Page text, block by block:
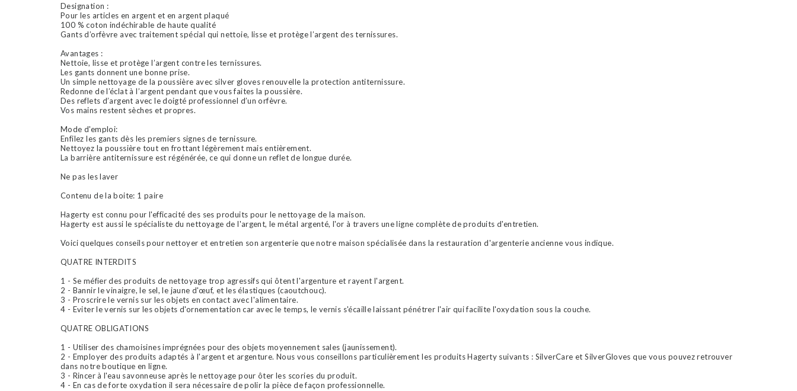
Designation :
Pour les articles en argent et en argent plaqué
100 % coton indéchirable de haute qualité
Gants d’orfèvre avec traitement spécial qui nettoie, lisse et protège l’argent des ternissures.
Avantages :
Nettoie, lisse et protège l’argent contre les ternissures.
Les gants donnent une bonne prise.
Un simple nettoyage de la poussière avec silver gloves renouvelle la protection antiternissure.
Redonne de l’éclat à l’argent pendant que vous faites la poussière.
Des reflets d’argent avec le doigté professionnel d’un orfèvre.
Vos mains restent sèches et propres.
Mode d'emploi:
Enfilez les gants dès les premiers signes de ternissure.
Nettoyez la poussière tout en frottant légèrement mais entièrement.
La barrière antiternissure est régénérée, ce qui donne un reflet de longue durée.
Ne pas les laver
Contenu de la boite: 1 paire
Hagerty est connu pour l'efficacité des ses produits pour le nettoyage de la maison.
Hagerty est aussi le spécialiste du nettoyage de l'argent, le métal argenté, l'or à travers une ligne complète de produits d'entretien.
Voici quelques conseils pour nettoyer et entretien son argenterie que notre maison spécialisée dans la restauration d'argenterie ancienne vous indique.
QUATRE INTERDITS
1 - Se méfier des produits de nettoyage trop agressifs qui ôtent l'argenture et rayent l'argent.
2 - Bannir le vinaigre, le sel, le jaune d'œuf, et les élastiques (caoutchouc).
3 - Proscrire le vernis sur les objets en contact avec l'alimentaire.
4 - Eviter le vernis sur les objets d'ornementation car avec le temps, le vernis s'écaille laissant pénétrer l'air qui facilite l'oxydation sous la couche.
QUATRE OBLIGATIONS
1 - Utiliser des chamoisines imprégnées pour des objets moyennement sales (jaunissement).
2 - Employer des produits adaptés à l'argent et argenture. Nous vous conseillons particulièrement les produits Hagerty suivants : SilverCare et SilverGloves que vous pouvez retrouver
dans notre boutique en ligne.
3 - Rincer à l'eau savonneuse après le nettoyage pour ôter les scories du produit.
4 - En cas de forte oxydation il sera nécessaire de polir la pièce de façon professionnelle.